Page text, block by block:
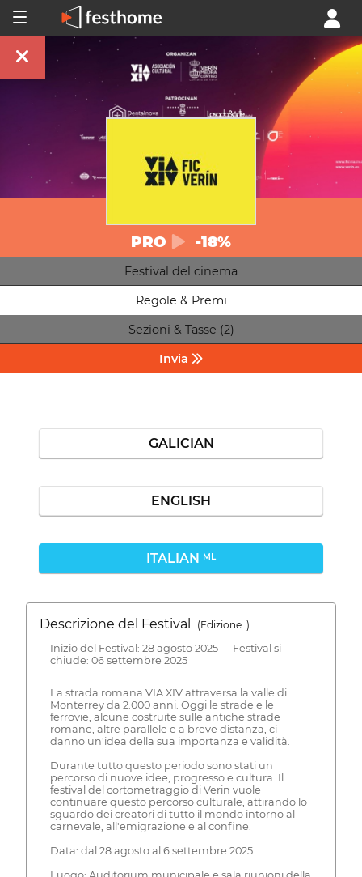
PRO -18%
Festival del cinema
Regole & Premi
Sezioni & Tasse (2)
Invia
GALICIAN
ENGLISH
ITALIAN ML
Descrizione del Festival
( Edizione: )
Inizio del Festival: 28 agosto 2025 Festival si
chiude: 06 settembre 2025
La strada romana VIA XIV attraversa la valle di
Monterrey da 2.000 anni. Oggi le strade e le
ferrovie, alcune costruite sulle antiche strade
romane, altre parallele e a breve distanza, ci
danno un'idea della sua importanza e validità.
Durante tutto questo periodo sono stati un
percorso di nuove idee, progresso e cultura. Il
festival del cortometraggio di Verin vuole
continuare questo percorso culturale, attirando lo
sguardo dei creatori di tutto il mondo intorno al
carnevale, all'emigrazione e al confine.
Data: dal 28 agosto al 6 settembre 2025.